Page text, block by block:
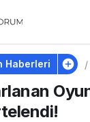
Haberleri